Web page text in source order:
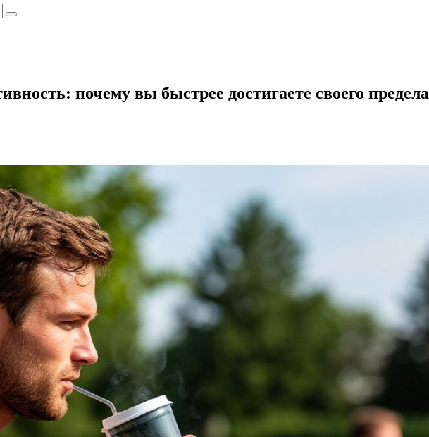
почему вы быстрее достигаете своего предела